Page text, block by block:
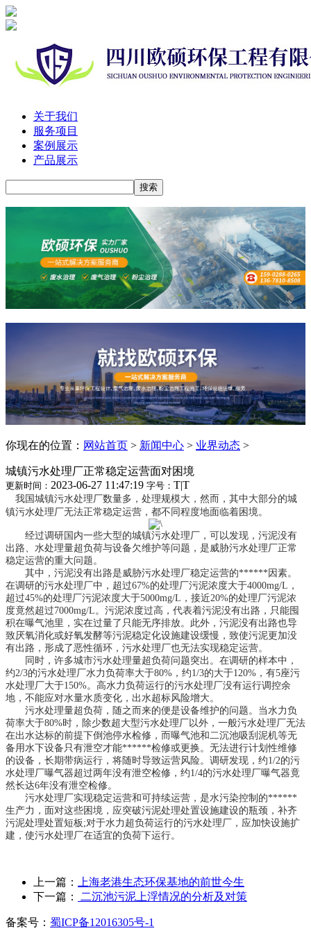
关于我们
服务项目
案例展示
产品展示
你现在的位置： 网站首页 > 新闻中心 > 业界动态 >
城镇污水处理厂正常稳定运营面对困境
更新时间： 2023-06-27 11:47:19 字号： T|T
我国城镇污水处理厂数量多，处理规模大，然而，其中大部分的城
镇污水处理厂无法正常稳定运营，都不同程度地面临着困境。
经过调研国内一些大型的城镇污水处理厂，可以发现，污泥没有
出路、水处理量超负荷与设备欠维护等问题，是威胁污水处理厂正常
稳定运营的重大问题。
其中，污泥没有出路是威胁污水处理厂稳定运营的******因素。
在调研的污水处理厂中，超过67%的处理厂污泥浓度大于4000mg/L，
超过45%的处理厂污泥浓度大于5000mg/L，接近20%的处理厂污泥浓
度竟然超过7000mg/L。污泥浓度过高，代表着污泥没有出路，只能囤
积在曝气池里，实在过量了只能无序排放。此外，污泥没有出路也导
致厌氧消化或好氧发酵等污泥稳定化设施建设缓慢，致使污泥更加没
有出路，形成了恶性循环，污水处理厂也无法实现稳定运营。
同时，许多城市污水处理量超负荷问题突出。在调研的样本中，
约2/3的污水处理厂水力负荷率大于80%，约1/3的大于120%，有5座污
水处理厂大于150%。高水力负荷运行的污水处理厂没有运行调控余
地，不能应对水量水质变化，出水超标风险增大。
污水处理量超负荷，随之而来的便是设备维护的问题。当水力负
荷率大于80%时，除少数超大型污水处理厂以外，一般污水处理厂无法
在出水达标的前提下倒池停水检修，而曝气池和二沉池吸刮泥机等无
备用水下设备只有泄空才能******检修或更换。无法进行计划性维修
的设备，长期带病运行，将随时导致运营风险。调研发现，约1/2的污
水处理厂曝气器超过两年没有泄空检修，约1/4的污水处理厂曝气器竟
然长达6年没有泄空检修。
污水处理厂实现稳定运营和可持续运营，是水污染控制的******
生产力，面对这些困境，应突破污泥处理处置设施建设的瓶颈，补齐
污泥处理处置短板;对于水力超负荷运行的污水处理厂，应加快设施扩
建，使污水处理厂在适宜的负荷下运行。
上一篇：
上海老港生态环保基地的前世今生
下一篇：
二沉池污泥上浮情况的分析及对策
备案号： 蜀ICP备12016305号-1